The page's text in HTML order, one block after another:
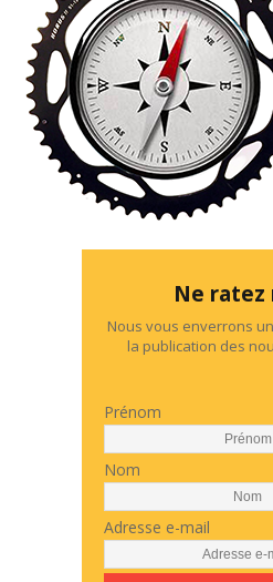
Ne ratez
Nous vous enverrons
la publication des
Prénom
Nom
Adresse e-mail